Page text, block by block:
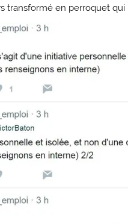
transformé en perroquet